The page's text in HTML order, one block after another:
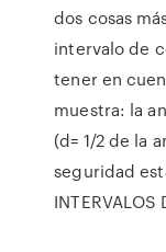
dos cosas
intervalo de
tener en
muestra: la
(d= 1/2 de la
seguridad
INTERVALOS